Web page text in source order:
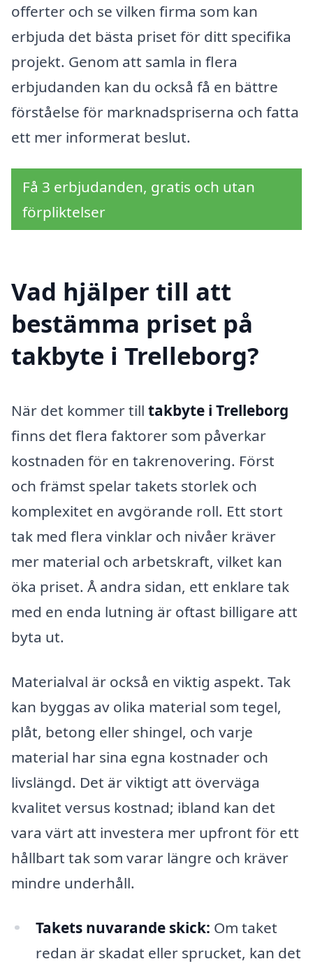
offerter och se vilken firma som kan
erbjuda det bästa priset för ditt specifika
projekt. Genom att samla in flera
erbjudanden kan du också få en bättre
förståelse för marknadspriserna och fatta
ett mer informerat beslut.
Få 3 erbjudanden, gratis och utan
förpliktelser
Vad hjälper till att
bestämma priset på
takbyte i Trelleborg?
När det kommer till takbyte i Trelleborg
finns det flera faktorer som påverkar
kostnaden för en takrenovering. Först
och främst spelar takets storlek och
komplexitet en avgörande roll. Ett stort
tak med flera vinklar och nivåer kräver
mer material och arbetskraft, vilket kan
öka priset. Å andra sidan, ett enklare tak
med en enda lutning är oftast billigare att
byta ut.
Materialval är också en viktig aspekt. Tak
kan byggas av olika material som tegel,
plåt, betong eller shingel, och varje
material har sina egna kostnader och
livslängd. Det är viktigt att överväga
kvalitet versus kostnad; ibland kan det
vara värt att investera mer upfront för ett
hållbart tak som varar längre och kräver
mindre underhåll.
Takets nuvarande skick: Om taket
redan är skadat eller sprucket, kan det